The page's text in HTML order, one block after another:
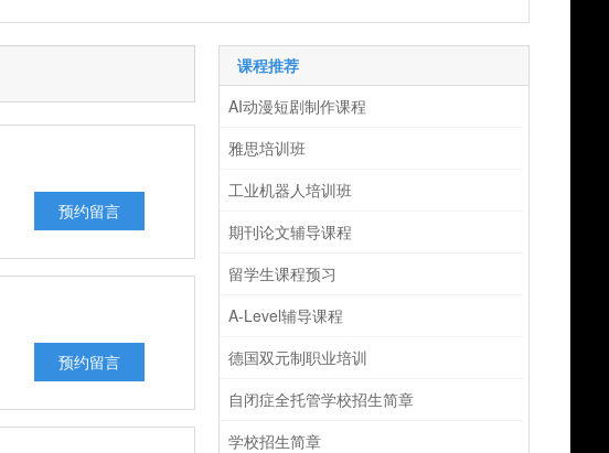
预约留言
预约留言
课程推荐
AI动漫短剧制作课程
雅思培训班
工业机器人培训班
期刊论文辅导课程
留学生课程预习
A-Level辅导课程
德国双元制职业培训
自闭症全托管学校招生简章
学校招生简章